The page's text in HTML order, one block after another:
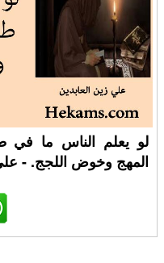
لو يعلم الناس ما في
المهج وخوض اللجج. -